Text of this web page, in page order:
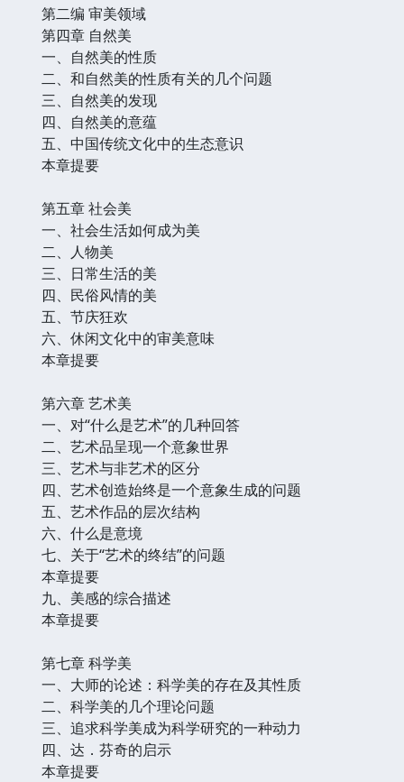
第二编 审美领域
第四章 自然美
一、自然美的性质
二、和自然美的性质有关的几个问题
三、自然美的发现
四、自然美的意蕴
五、中国传统文化中的生态意识
本章提要
第五章 社会美
一、社会生活如何成为美
二、人物美
三、日常生活的美
四、民俗风情的美
五、节庆狂欢
六、休闲文化中的审美意味
本章提要
第六章 艺术美
一、对“什么是艺术”的几种回答
二、艺术品呈现一个意象世界
三、艺术与非艺术的区分
四、艺术创造始终是一个意象生成的问题
五、艺术作品的层次结构
六、什么是意境
七、关于“艺术的终结”的问题
本章提要
九、美感的综合描述
本章提要
第七章 科学美
一、大师的论述：科学美的存在及其性质
二、科学美的几个理论问题
三、追求科学美成为科学研究的一种动力
四、达．芬奇的启示
本章提要